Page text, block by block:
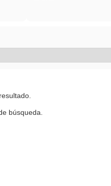
búsqueda.